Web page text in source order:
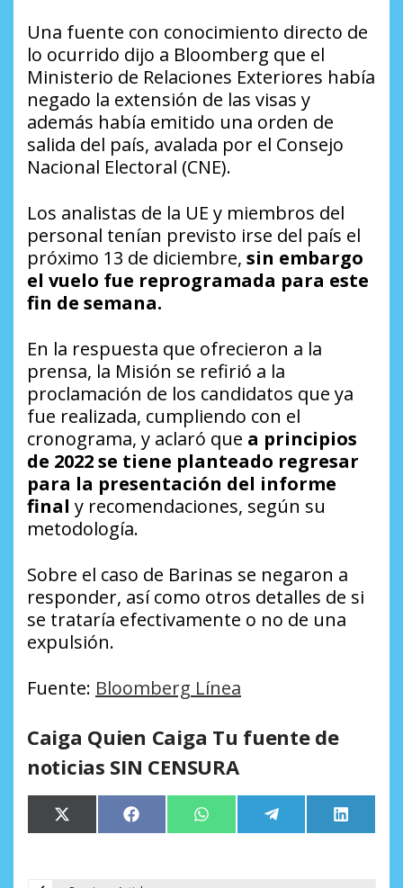
Una fuente con conocimiento directo de
lo ocurrido dijo a Bloomberg que el
Ministerio de Relaciones Exteriores había
negado la extensión de las visas y
además había emitido una orden de
salida del país, avalada por el Consejo
Nacional Electoral (CNE).
Los analistas de la UE y miembros del
personal tenían previsto irse del país el
próximo 13 de diciembre, sin embargo
el vuelo fue reprogramada para este
fin de semana.
En la respuesta que ofrecieron a la
prensa, la Misión se refirió a la
proclamación de los candidatos que ya
fue realizada, cumpliendo con el
cronograma, y aclaró que a principios
de 2022 se tiene planteado regresar
para la presentación del informe
final y recomendaciones, según su
metodología.
Sobre el caso de Barinas se negaron a
responder, así como otros detalles de si
se trataría efectivamente o no de una
expulsión.
Fuente: Bloomberg Línea
Caiga Quien Caiga Tu fuente de
noticias SIN CENSURA
Compartir
en
X
(Twitter)
Compartir
en
Facebook Compartir
en
WhatsApp Compartir
en
Telegram
en
LinkedIn